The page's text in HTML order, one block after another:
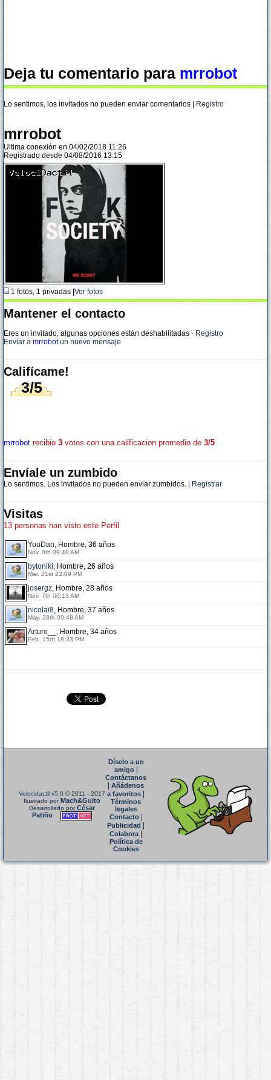
Deja tu comentario para mrrobot
Lo sentimos, los invitados no pueden enviar comentarios | Registro
mrrobot
Ultima conexión en 04/02/2018 11:26
Registrado desde 04/08/2016 13:15
1 fotos, 1 privadas | Ver fotos
Mantener el contacto
Eres un invitado, algunas opciones están deshabilitadas · Registro
Enviar a mrrobotun nuevo mensaje
Califícame!
3/5
mrrobot recibio 3 votos con una calificacion promedio de 3/5
Envíale un zumbido
Lo sentimos. Los invitados no pueden enviar zumbidos. | Registrar
Visitas
13 personas han visto este Perfil
YouDan, Hombre, 36 años
Nov. 6th 09:48 AM
bytoniki, Hombre, 26 años
Mar. 21st 23:09 PM
josergz, Hombre, 28 años
Nov. 7th 00:13 AM
nicolai8, Hombre, 37 años
May. 28th 09:48 AM
Arturo__ , Hombre, 34 años
Feb. 15th 18:33 PM
Velocidactil v5.0 © 2011 - 2017
Ilustrado porMach&Guito
Desarrollado porCésar
Patiño
Díselo a un
amigo|
Contáctanos
Añádenos
a favoritos
Términos
legales
Contacto|
Publicidad
Colabora|
Política de
Cookies